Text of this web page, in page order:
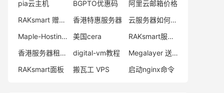
pia云主机 BGPTO优惠码
阿里云邮箱价格
RAKsmart 赠送10美元
香港特惠服务器
云服务器如何购买
Maple-Hosting官网
美国cera
RAKsmart服务器怎么样
香港服务器租用价格
digital-vm教程
Megalayer 送红包
RAKsmart面板
搬瓦工 VPS 启动nginx命令